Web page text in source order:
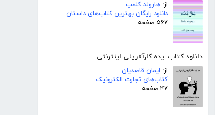
از: هارولد کلمپ
دانلود رایگان بهترین کتاب‌های داستان
۵۶۷ صفحه
دانلود کتاب ایده کارآفرینی اینترنتی
از: ایمان قاصدیان
کتاب‌های تجارت الکترونیک
۴۷ صفحه